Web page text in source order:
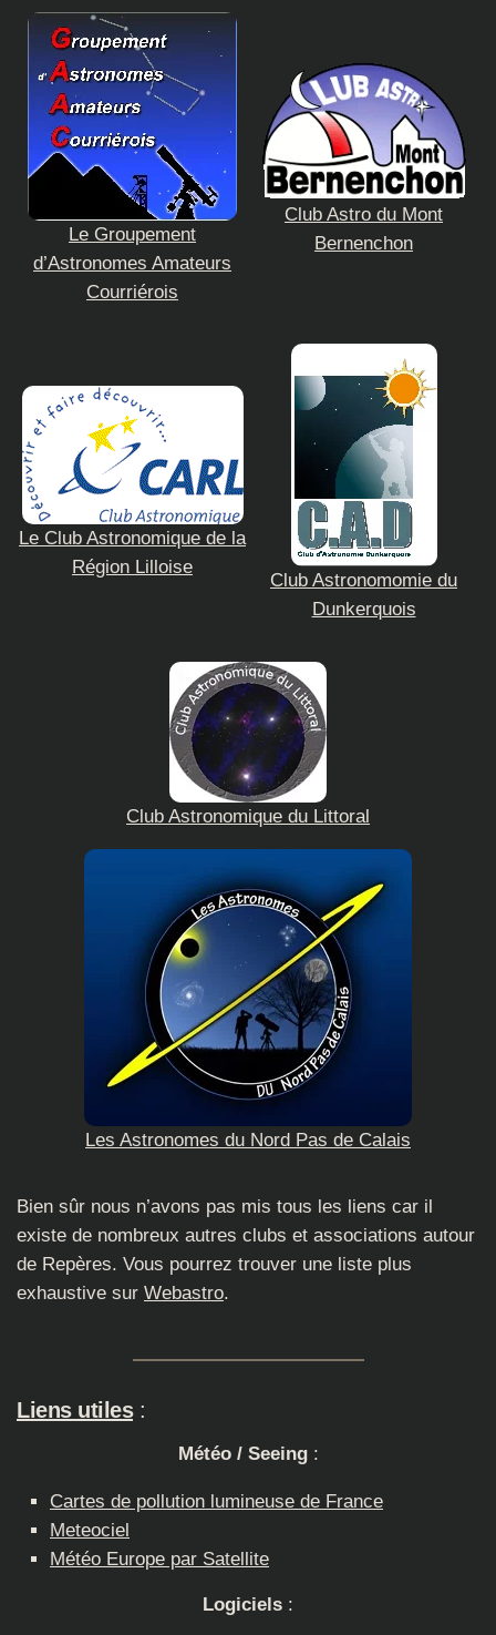
Le Groupement
d’Astronomes Amateurs
Courriérois
Club Astro du Mont
Bernenchon
Le Club Astronomique de la
Région Lilloise
Club Astronomomie du
Dunkerquois
Club Astronomique du Littoral
Les Astronomes du Nord Pas de Calais
Bien sûr nous n’avons pas mis tous les liens car il
existe de nombreux autres clubs et associations autour
de Repères. Vous pourrez trouver une liste plus
exhaustive sur Webastro.
Liens utiles:
Météo / Seeing:
Cartes de pollution lumineuse de France
Meteociel
Météo Europe par Satellite
Logiciels :